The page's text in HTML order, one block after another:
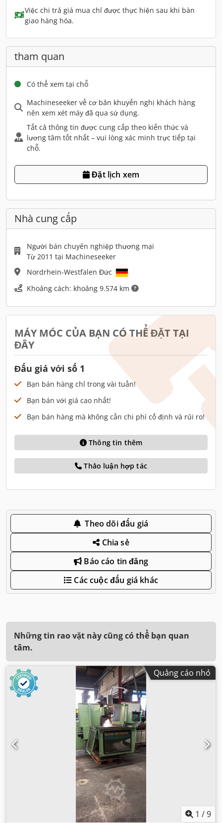
Việc chi trả giá mua chỉ được thực hiện sau khi bàn
giao hàng hóa.
tham quan
Có thể xem tại chỗ
Machineseeker về cơ bản khuyến nghị khách hàng
nên xem xét máy đã qua sử dụng.
Tất cả thông tin được cung cấp theo kiến thức và
lương tâm tốt nhất – vui lòng xác minh trực tiếp tại
chỗ.
Đặt lịch xem
Nhà cung cấp
Người bán chuyên nghiệp thương mại
Từ 2011 tại Machineseeker
Nordrhein-Westfalen Đức
Khoảng cách: khoảng 9.574 km
MÁY MÓC CỦA BẠN CÓ THỂ ĐẶT TẠI
ĐÂY
Đấu giá với số 1
Bạn bán hàng chỉ trong vài tuần!
Bạn bán với giá cao nhất!
Bạn bán hàng mà không cần chi phí cố định và rủi ro!
Thông tin thêm
Thảo luận hợp tác
Theo dõi đấu giá
Chia sẻ
Báo cáo tin đăng
Các cuộc đấu giá khác
Những tin rao vặt này cũng có thể bạn quan
tâm.
Quảng cáo nhỏ
1 /9